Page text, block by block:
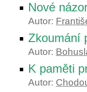
Nové
Autor:
Zkoumání
Autor:
K paměti
Autor: